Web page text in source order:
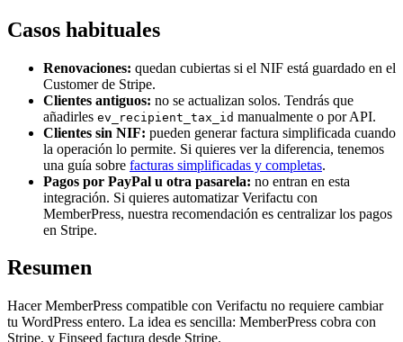
Casos habituales
Renovaciones: quedan cubiertas si el NIF está guardado en el
Customer de Stripe.
Clientes antiguos: no se actualizan solos. Tendrás que
añadirles ev_recipient_tax_id manualmente o por API.
Clientes sin NIF: pueden generar factura simplificada cuando
la operación lo permite. Si quieres ver la diferencia, tenemos
una guía sobre facturas simplificadas y completas.
Pagos por PayPal u otra pasarela: no entran en esta
integración. Si quieres automatizar Verifactu con
MemberPress, nuestra recomendación es centralizar los pagos
en Stripe.
Resumen
Hacer MemberPress compatible con Verifactu no requiere cambiar
tu WordPress entero. La idea es sencilla: MemberPress cobra con
Stripe, y Finseed factura desde Stripe.